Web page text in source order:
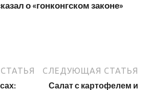
о «гонконгском законе»
СЛЕДУЮЩАЯ СТАТЬЯ
Салат с картофелем и